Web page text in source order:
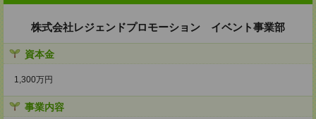
株式会社レジェンドプロモーション イベント事業部
資本金
1,300万円
事業内容